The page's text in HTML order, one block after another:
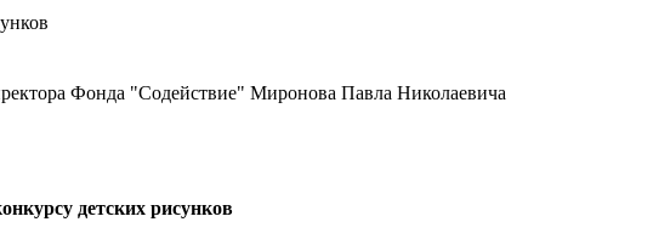
Фонда "Содействие" Миронова Павла Николаевича
детских рисунков